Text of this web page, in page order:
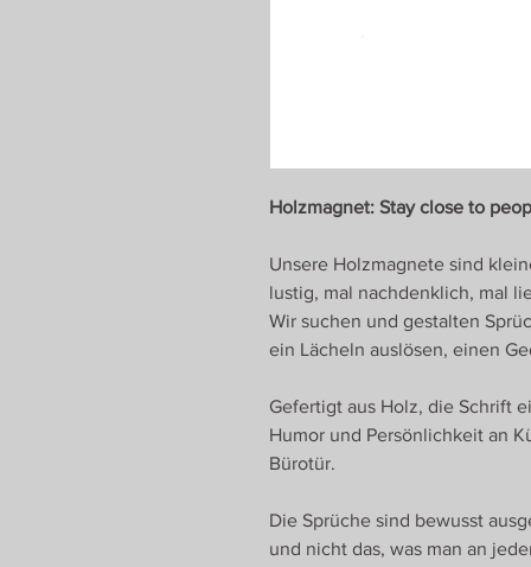
Holzmagnet: Stay close to
Unsere Holzmagnete sind
lustig, mal nachdenklich, mal
Wir suchen und gestalten
ein Lächeln auslösen, einen
Gefertigt aus Holz, die Schrift
Humor und Persönlichkeit an
Bürotür.
Die Sprüche sind bewusst
und nicht das, was man an